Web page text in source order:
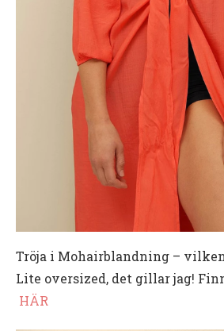
Tröja i Mohairblandning –
Lite oversized, det gillar jag!
HÄR